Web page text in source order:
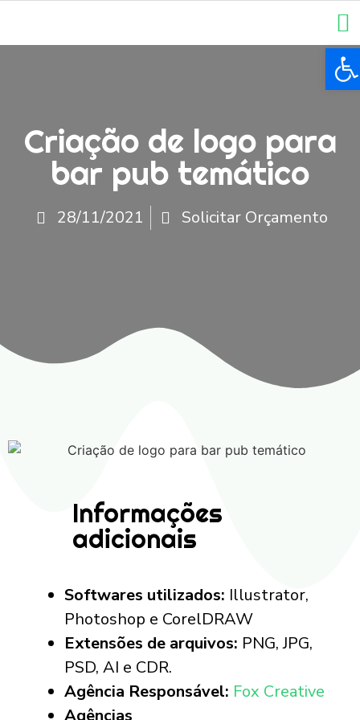
Criação de logo para
bar pub temático
28/11/2021 Solicitar Orçamento
Informações
adicionais
Softwares utilizados: Illustrator,
Photoshop e CorelDRAW
Extensões de arquivos: PNG, JPG,
PSD, AI e CDR.
Agência Responsável: Fox Creative
Agências